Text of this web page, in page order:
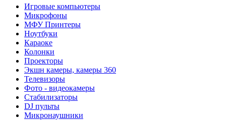
Игровые компьютеры
Микрофоны
МФУ Принтеры
Ноутбуки
Караоке
Колонки
Проекторы
Экшн камеры, камеры 360
Телевизоры
Фото - видеокамеры
Стабилизаторы
DJ пульты
Микронаушники